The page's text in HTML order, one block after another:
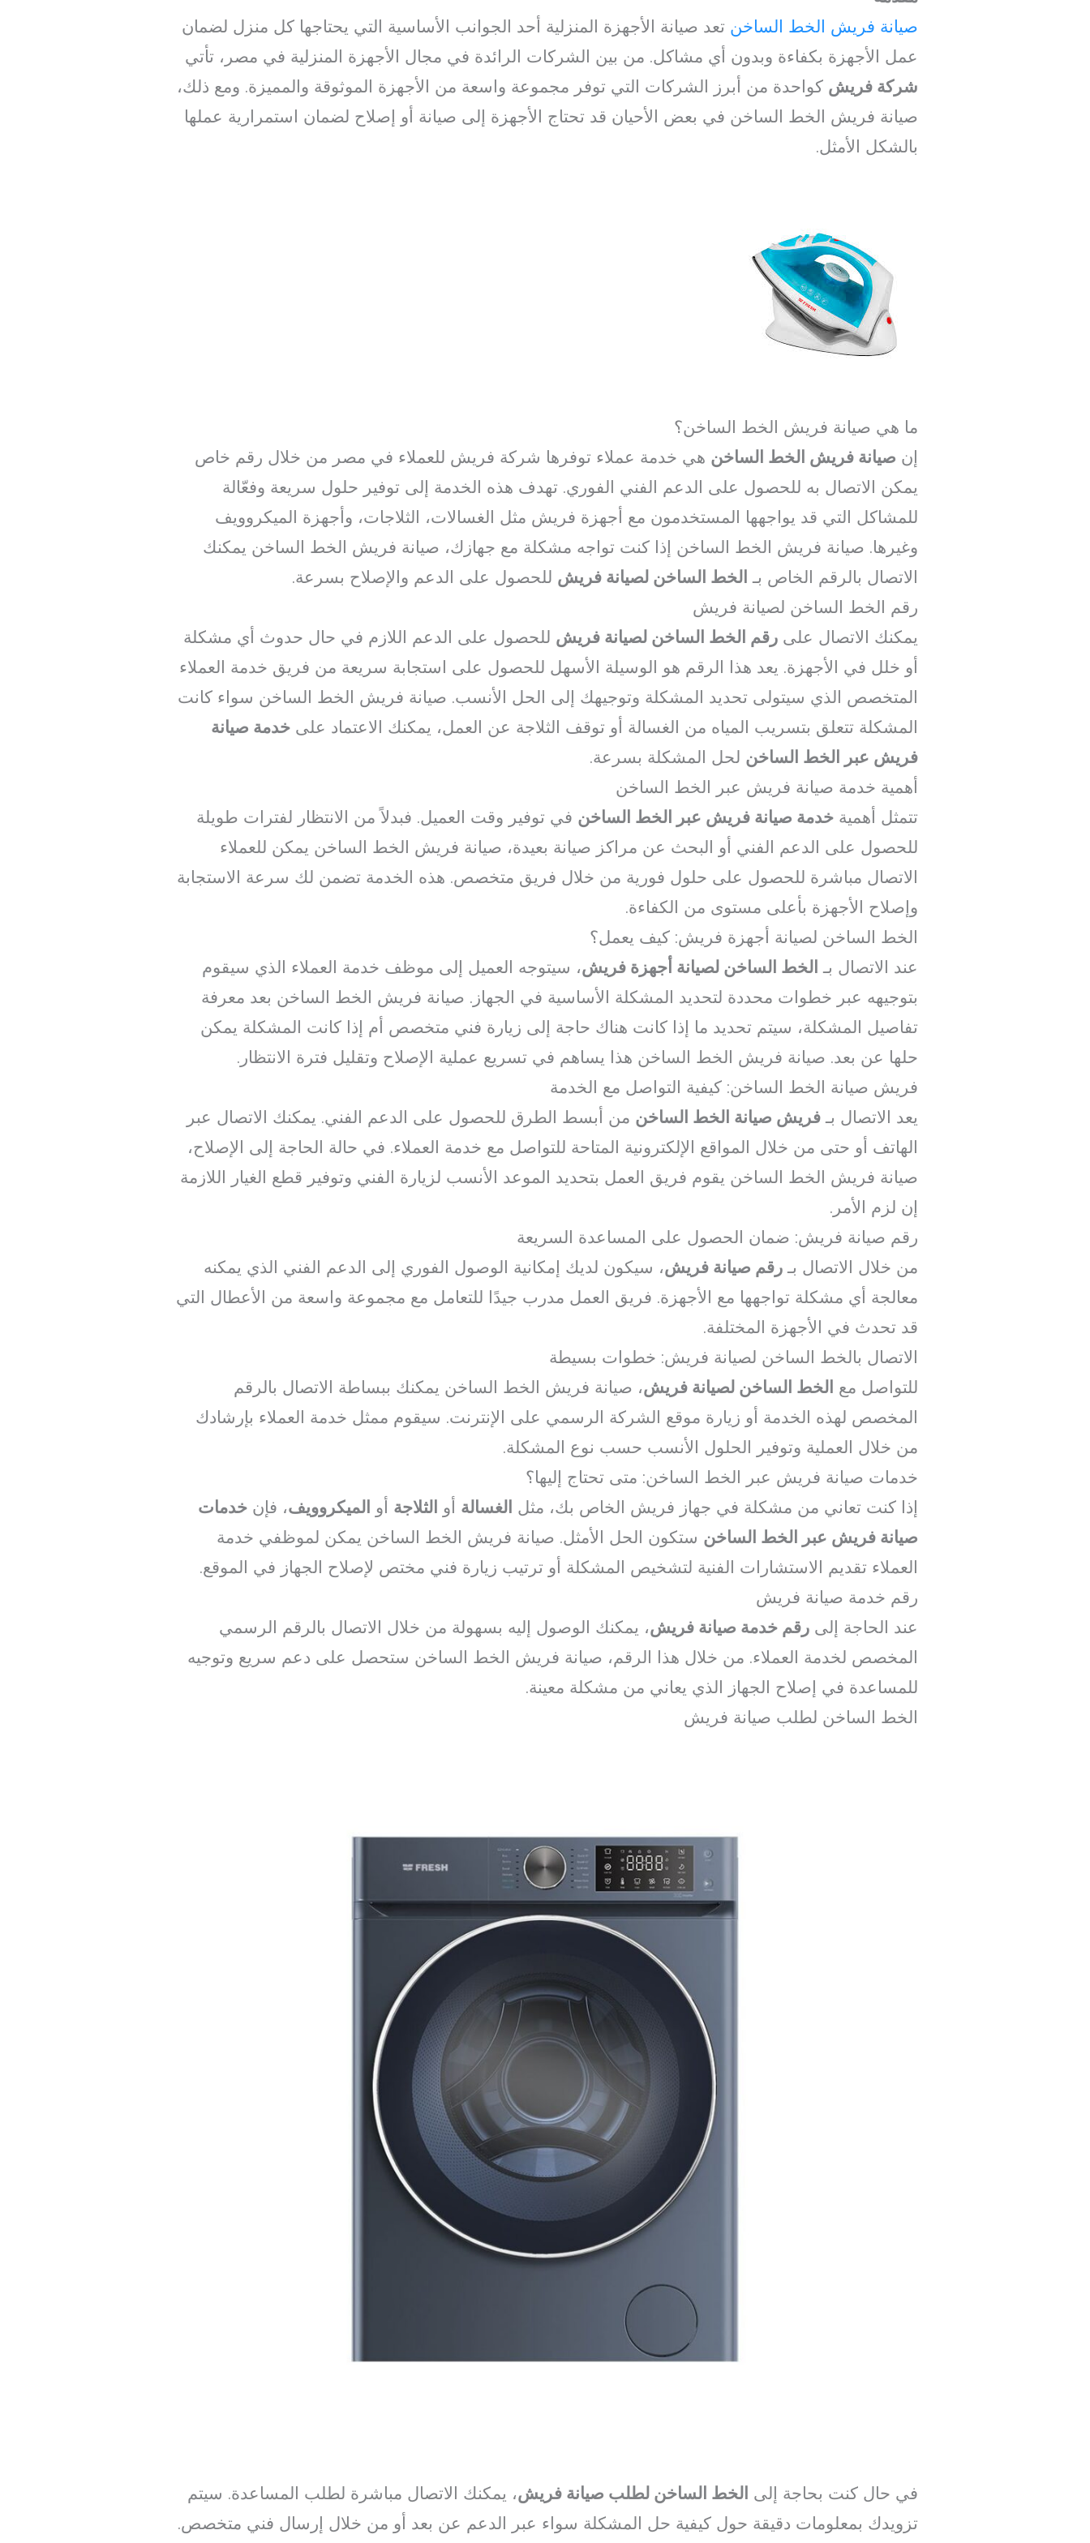
صيانة فريش الخط الساخن تعد صيانة الأجهزة المنزلية أحد الجوانب الأساسية التي يحتاجها كل منزل لضمان
عمل الأجهزة بكفاءة وبدون أي مشاكل. من بين الشركات الرائدة في مجال الأجهزة المنزلية في مصر، تأتي
شركة فريش كواحدة من أبرز الشركات التي توفر مجموعة واسعة من الأجهزة الموثوقة والمميزة. ومع ذلك،
صيانة فريش الخط الساخن في بعض الأحيان قد تحتاج الأجهزة إلى صيانة أو إصلاح لضمان استمرارية عملها
بالشكل الأمثل.
ما هي صيانة فريش الخط الساخن؟
إن صيانة فريش الخط الساخن هي خدمة عملاء توفرها شركة فريش للعملاء في مصر من خلال رقم خاص
يمكن الاتصال به للحصول على الدعم الفني الفوري. تهدف هذه الخدمة إلى توفير حلول سريعة وفعّالة
للمشاكل التي قد يواجهها المستخدمون مع أجهزة فريش مثل الغسالات، الثلاجات، وأجهزة الميكروويف
وغيرها. صيانة فريش الخط الساخن إذا كنت تواجه مشكلة مع جهازك، صيانة فريش الخط الساخن يمكنك
الاتصال بالرقم الخاص بـ الخط الساخن لصيانة فريش للحصول على الدعم والإصلاح بسرعة.
رقم الخط الساخن لصيانة فريش
يمكنك الاتصال علىرقم الخط الساخن لصيانة فريش للحصول على الدعم اللازم في حال حدوث أي مشكلة
أو خلل في الأجهزة. يعد هذا الرقم هو الوسيلة الأسهل للحصول على استجابة سريعة من فريق خدمة العملاء
المتخصص الذي سيتولى تحديد المشكلة وتوجيهك إلى الحل الأنسب. صيانة فريش الخط الساخن سواء كانت
المشكلة تتعلق بتسريب المياه من الغسالة أو توقف الثلاجة عن العمل، يمكنك الاعتماد علىخدمة صيانة
فريش عبر الخط الساخن لحل المشكلة بسرعة.
أهمية خدمة صيانة فريش عبر الخط الساخن
تتمثل أهميةخدمة صيانة فريش عبر الخط الساخن في توفير وقت العميل. فبدلاً من الانتظار لفترات طويلة
للحصول على الدعم الفني أو البحث عن مراكز صيانة بعيدة، صيانة فريش الخط الساخن يمكن للعملاء
الاتصال مباشرة للحصول على حلول فورية من خلال فريق متخصص. هذه الخدمة تضمن لك سرعة الاستجابة
وإصلاح الأجهزة بأعلى مستوى من الكفاءة.
الخط الساخن لصيانة أجهزة فريش: كيف يعمل؟
عند الاتصال بـ الخط الساخن لصيانة أجهزة فريش، سيتوجه العميل إلى موظف خدمة العملاء الذي سيقوم
بتوجيهه عبر خطوات محددة لتحديد المشكلة الأساسية في الجهاز. صيانة فريش الخط الساخن بعد معرفة
تفاصيل المشكلة، سيتم تحديد ما إذا كانت هناك حاجة إلى زيارة فني متخصص أم إذا كانت المشكلة يمكن
حلها عن بعد. صيانة فريش الخط الساخن هذا يساهم في تسريع عملية الإصلاح وتقليل فترة الانتظار.
فريش صيانة الخط الساخن: كيفية التواصل مع الخدمة
يعد الاتصال بـفريش صيانة الخط الساخن من أبسط الطرق للحصول على الدعم الفني. يمكنك الاتصال عبر
الهاتف أو حتى من خلال المواقع الإلكترونية المتاحة للتواصل مع خدمة العملاء. في حالة الحاجة إلى الإصلاح،
صيانة فريش الخط الساخن يقوم فريق العمل بتحديد الموعد الأنسب لزيارة الفني وتوفير قطع الغيار اللازمة
إن لزم الأمر.
رقم صيانة فريش: ضمان الحصول على المساعدة السريعة
من خلال الاتصال بـرقم صيانة فريش، سيكون لديك إمكانية الوصول الفوري إلى الدعم الفني الذي يمكنه
معالجة أي مشكلة تواجهها مع الأجهزة. فريق العمل مدرب جيدًا للتعامل مع مجموعة واسعة من الأعطال التي
قد تحدث في الأجهزة المختلفة.
الاتصال بالخط الساخن لصيانة فريش: خطوات بسيطة
للتواصل مع الخط الساخن لصيانة فريش، صيانة فريش الخط الساخن يمكنك ببساطة الاتصال بالرقم
المخصص لهذه الخدمة أو زيارة موقع الشركة الرسمي على الإنترنت. سيقوم ممثل خدمة العملاء بإرشادك
من خلال العملية وتوفير الحلول الأنسب حسب نوع المشكلة.
خدمات صيانة فريش عبر الخط الساخن: متى تحتاج إليها؟
إذا كنت تعاني من مشكلة في جهاز فريش الخاص بك، مثل الغسالة أو الثلاجة أو الميكروويف، فإنخدمات
صيانة فريش عبر الخط الساخن ستكون الحل الأمثل. صيانة فريش الخط الساخن يمكن لموظفي خدمة
العملاء تقديم الاستشارات الفنية لتشخيص المشكلة أو ترتيب زيارة فني مختص لإصلاح الجهاز في الموقع.
رقم خدمة صيانة فريش
عند الحاجة إلىرقم خدمة صيانة فريش، يمكنك الوصول إليه بسهولة من خلال الاتصال بالرقم الرسمي
المخصص لخدمة العملاء. من خلال هذا الرقم، صيانة فريش الخط الساخن ستحصل على دعم سريع وتوجيه
للمساعدة في إصلاح الجهاز الذي يعاني من مشكلة معينة.
الخط الساخن لطلب صيانة فريش
في حال كنت بحاجة إلى الخط الساخن لطلب صيانة فريش، يمكنك الاتصال مباشرة لطلب المساعدة. سيتم
تزويدك بمعلومات دقيقة حول كيفية حل المشكلة سواء عبر الدعم عن بعد أو من خلال إرسال فني متخصص.